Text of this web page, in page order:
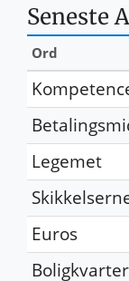
Seneste
Ord
Legemet
Euros